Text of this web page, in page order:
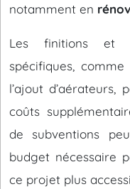
notamment en
Les finitions et
spécifiques,
l’ajout
coûts
de subventions
budget nécessaire
ce projet plus